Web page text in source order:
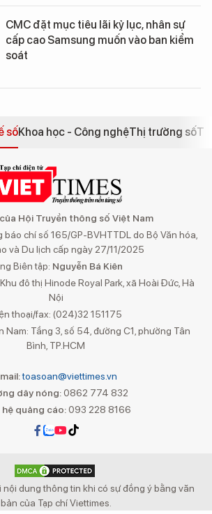
CMC đặt mục tiêu lãi kỷ lục, nhân sự
cấp cao Samsung muốn vào ban kiểm
soát
sốKhoa học - Công nghệThị trường số
Hội Truyền thông số Việt Nam
báo chí số 165/GP-BVHTTDL do Bộ Văn hóa,
và Du lịch cấp ngày 27/11/2025
Biên tập: Nguyễn Bá Kiên
đô thị Hinode Royal Park, xã Hoài Đức, Hà
Nội
thoại/fax: (024)32 151175
Nam: Tầng 3, số 54, đường C1, phường Tân
Bình, TP.HCM
toasoan@viettimes.vn
dây nóng: 0862 774 832
hệ quảng cáo:093 228 8166
dung thông tin khi có sự đồng ý bằng văn
bản của Tạp chí Viettimes.